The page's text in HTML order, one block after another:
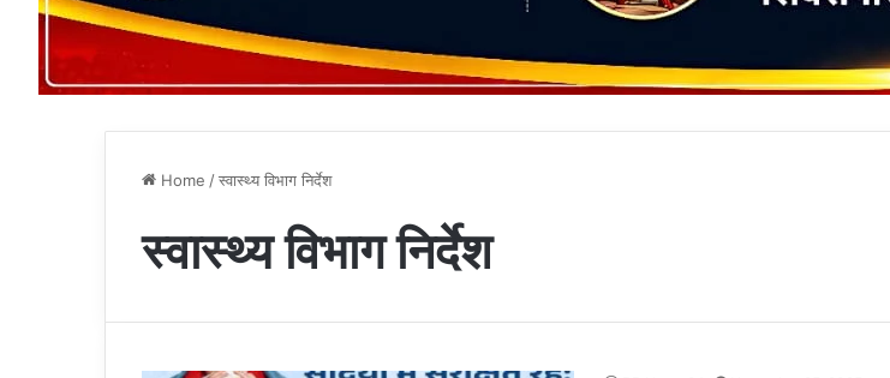
Home /स्वास्थ्य विभाग निर्देश
स्वास्थ्य विभाग निर्देश